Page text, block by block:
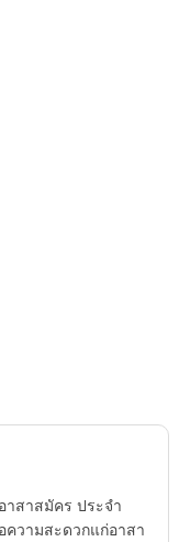
าสาสมัคร ประจำ
วามสะดวกแก่อาสา